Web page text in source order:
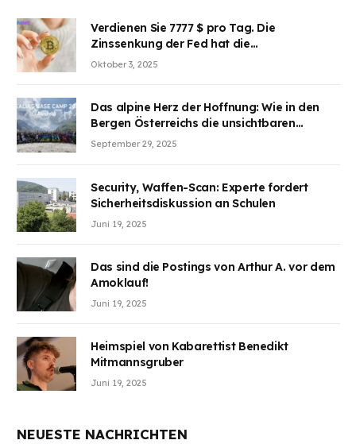
Verdienen Sie 7777 $ pro Tag. Die
Zinssenkung der Fed hat die
Aufmerksamkeit des Marktes erregt.
Oktober 3, 2025
Das alpine Herz der Hoffnung: Wie in den
Bergen Österreichs die unsichtbaren
Wunden des Kriegesheilen
September 29, 2025
Security, Waffen-Scan: Experte fordert
Sicherheitsdiskussion an Schulen
Juni 19, 2025
Das sind die Postings von Arthur A. vor dem
Amoklauf!
Juni 19, 2025
Heimspiel von Kabarettist Benedikt
Mitmannsgruber
Juni 19, 2025
NEUESTE NACHRICHTEN